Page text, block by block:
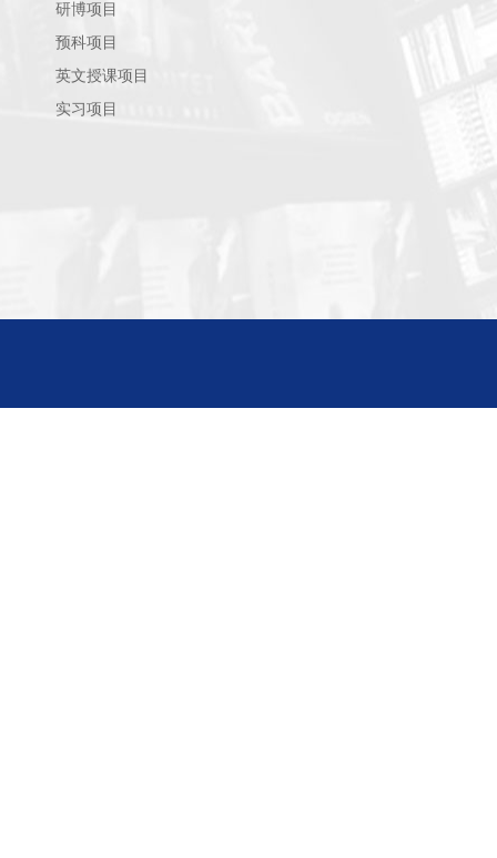
研博项目
预科项目
英文授课项目
实习项目